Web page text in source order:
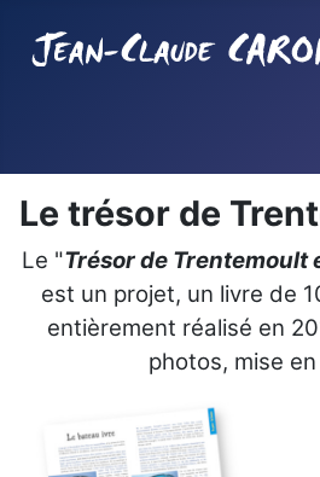
Le trésor de
Le "Trésor de Trentemoult
est un projet, un livre de
entièrement réalisé en
photos, mise